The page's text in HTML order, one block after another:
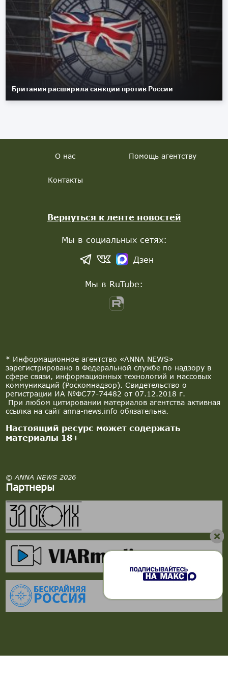
Британия расширила санкции против России
* Информационное агентство «ANNA NEWS»
зарегистрировано в Федеральной службе по надзору в
сфере связи, информационных технологий и массовых
коммуникаций (Роскомнадзор). Свидетельство о
регистрации ИА №ФС77-74482 от 07.12.2018 г.
При любом цитировании материалов агентства активная
ссылка на сайт anna-news.info обязательна.
Настоящий ресурс может содержать
материалы 18+
© ANNA NEWS 2026
Партнеры
О нас Помощь агентству
Контакты
Вернуться к ленте новостей
Мы в социальных сетях:
Дзен
Мы в RuTube: